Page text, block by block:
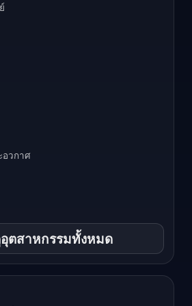
อวกาศ
อุตสาหกรรมทั้งหมด